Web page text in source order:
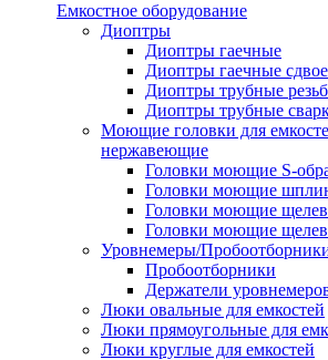
Емкостное оборудование
Диоптры
Диоптры гаечные
Диоптры гаечные
Диоптры трубные
Диоптры трубные
Моющие головки для
нержавеющие
Головки моющие S-
Головки моющие
Головки моющие
Головки моющие
Уровнемеры/
Пробоотборники
Держатели
Люки овальные для емкостей
Люки прямоугольные для
Люки круглые для емкостей